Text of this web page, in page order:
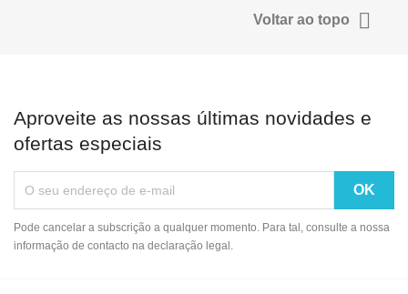
Voltar ao topo 
Aproveite as nossas últimas novidades e
ofertas especiais
Pode cancelar a subscrição a qualquer momento. Para tal, consulte a nossa
informação de contacto na declaração legal.